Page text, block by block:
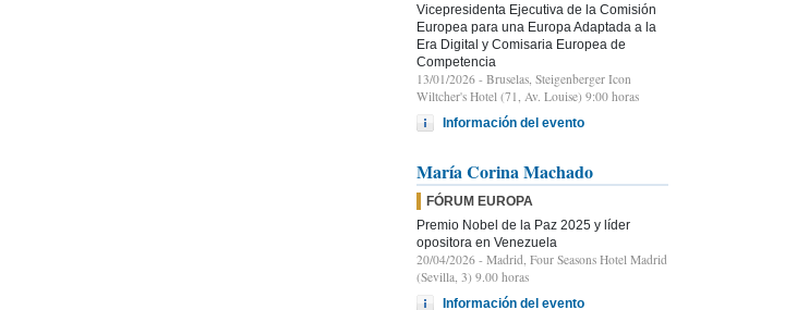
Vicepresidenta Ejecutiva de la Comisión
Europea para una Europa Adaptada a la
Era Digital y Comisaria Europea de
Competencia
13/01/2026 - Bruselas, Steigenberger Icon
Wiltcher's Hotel (71, Av. Louise) 9:00 horas
Información del evento
María Corina Machado
FÓRUM EUROPA
Premio Nobel de la Paz 2025 y líder
opositora en Venezuela
20/04/2026 - Madrid, Four Seasons Hotel Madrid
(Sevilla, 3) 9.00 horas
Información del evento